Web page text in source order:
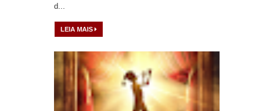
d...
LEIA MAIS